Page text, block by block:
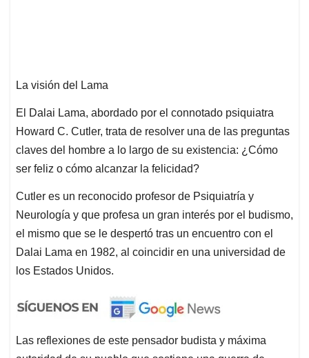
La visión del Lama
El Dalai Lama, abordado por el connotado psiquiatra
Howard C. Cutler, trata de resolver una de las preguntas
claves del hombre a lo largo de su existencia: ¿Cómo
ser feliz o cómo alcanzar la felicidad?
Cutler es un reconocido profesor de Psiquiatría y
Neurología y que profesa un gran interés por el budismo,
el mismo que se le despertó tras un encuentro con el
Dalai Lama en 1982, al coincidir en una universidad de
los Estados Unidos.
Las reflexiones de este pensador budista y máxima